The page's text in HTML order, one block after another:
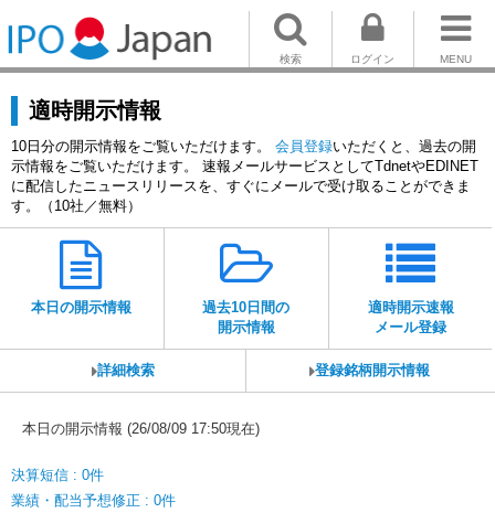
MENU
ログイン
検索
適時開示情報
10日分の開示情報をご覧いただけます。 会員登録いただくと、過去の開
示情報をご覧いただけます。 速報メールサービスとしてTdnetやEDINET
に配信したニュースリリースを、すぐにメールで受け取ることができま
す。（10社／無料）
本日の開示情報
過去10日間の
開示情報
適時開示速報
メール登録
詳細検索 登録銘柄開示情報
本日の開示情報 (26/08/09 17:50現在)
決算短信 : 0件
業績・配当予想修正 : 0件